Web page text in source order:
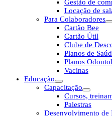
Gestão de
Locação de
Para Colaboradores
Cartão Bee
Cartão Útil
Clube de
Planos de
Planos
Vacinas
Educação
Capacitação
Cursos,
Palestras
Desenvolvimento de